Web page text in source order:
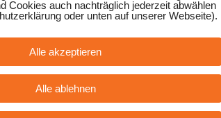
dass wir keine Gewähr für die Spielzeiten
Cookies auch nachträglich jederzeit abwählen
oder unten auf unserer Webseite).
Alle akzeptieren
Alle ablehnen